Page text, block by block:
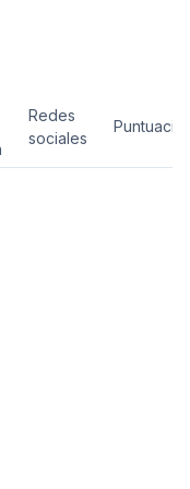
Redes
sociales